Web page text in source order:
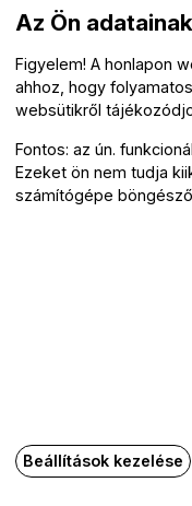
Love Tonight
Az Ön
Figyelem! A honlapon
ahhoz, hogy
websütikről
Fontos: az ún.
Ezeket ön nem tudja
számítógépe
Beállítások kezelése